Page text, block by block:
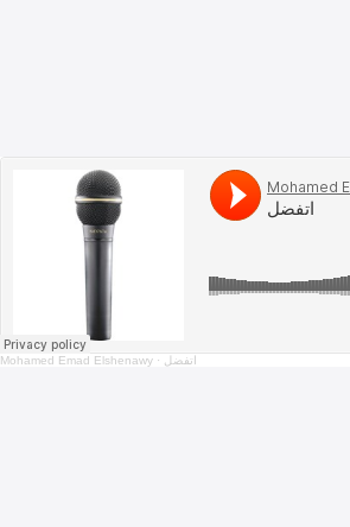
Mohamed Emad Elshenawy · اتفضل